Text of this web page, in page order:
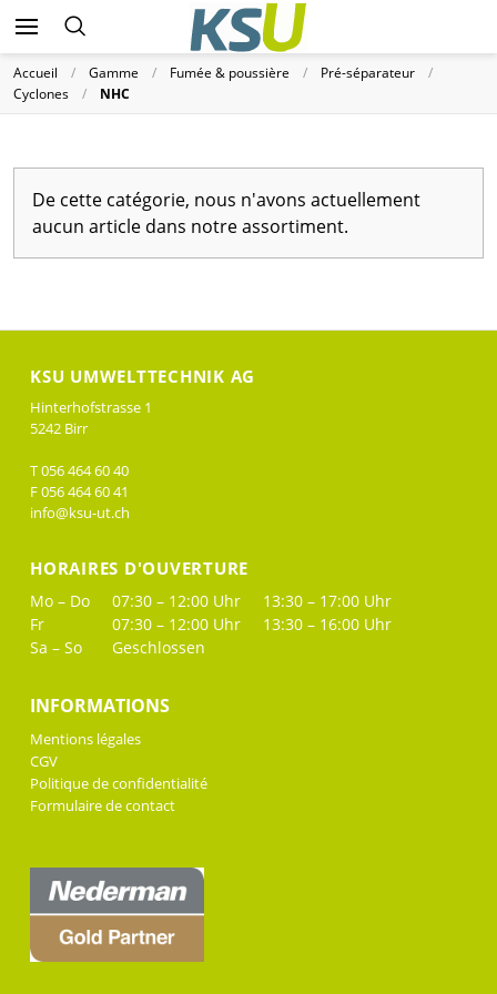
Accueil Gamme Fumée & poussière
Pré-séparateur
Cyclones
NHC
De cette catégorie, nous n'avons actuellement
aucun article dans notre assortiment.
KSU UMWELTTECHNIK AG
Hinterhofstrasse 1
5242 Birr
T 056 464 60 40
F 056 464 60 41
info@ksu-ut.ch
HORAIRES D'OUVERTURE
Mo – Do 07:30 – 12:00 Uhr
13:30 – 17:00 Uhr
Fr
07:30 – 12:00 Uhr
13:30 – 16:00 Uhr
Sa – So
Geschlossen
INFORMATIONS
Mentions légales
CGV
Politique de confidentialité
Formulaire de contact